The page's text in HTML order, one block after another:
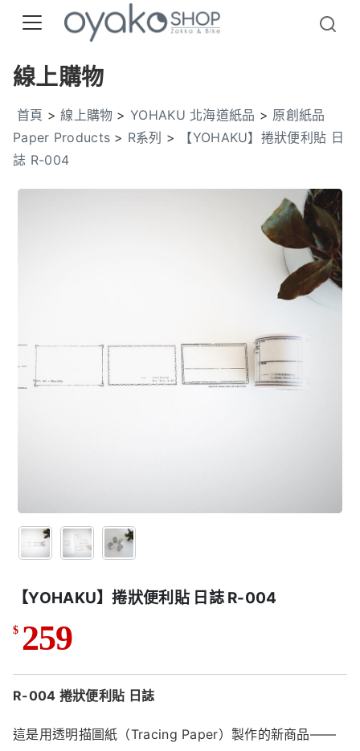
線上購物
首頁 >線上購物 >YOHAKU 北海道紙品 > 原創紙品
Paper Products > R系列 >
【YOHAKU】捲狀便利貼 日
誌 R-004
【YOHAKU】捲狀便利貼 日誌 R-004
$ 259
R-004 捲狀便利貼 日誌
這是用透明描圖紙（Tracing Paper） 製作的新商品——